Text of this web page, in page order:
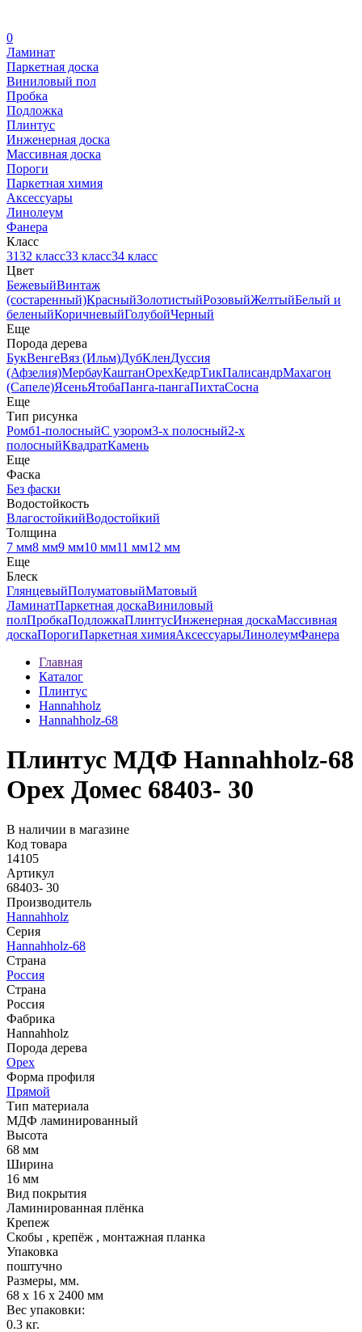
0
Ламинат
Паркетная доска
Виниловый пол
Пробка
Подложка
Плинтус
Инженерная доска
Массивная доска
Пороги
Паркетная химия
Аксессуары
Линолеум
Фанера
Класс
3132 класс33 класс34 класс
Цвет
БежевыйВинтаж
(состаренный)КрасныйЗолотистыйРозовыйЖелтыйБелый и
беленыйКоричневыйГолубойЧерный
Еще
Порода дерева
БукВенгеВяз (Ильм)ДубКленДуссия
(Афзелия)МербауКаштанОрехКедрТикПалисандрМахагон
(Сапеле)ЯсеньЯтобаПанга-пангаПихтаСосна
Еще
Тип рисунка
Ромб1-полосныйС узором3-х полосный2-х
полосныйКвадратКамень
Еще
Фаска
Без фаски
Водостойкость
ВлагостойкийВодостойкий
Толщина
7 мм8 мм9 мм10 мм11 мм12 мм
Еще
Блеск
ГлянцевыйПолуматовыйМатовый
ЛаминатПаркетная доскаВиниловый
полПробкаПодложкаПлинтусИнженерная доскаМассивная
доскаПорогиПаркетная химияАксессуарыЛинолеумФанера
Главная
Каталог
Плинтус
Hannahholz
Hannahholz-68
Плинтус МДФ Hannahholz-68
Орех Домес 68403- 30
В наличии в магазине
Код товара
14105
Артикул
68403- 30
Производитель
Hannahholz
Серия
Hannahholz-68
Страна
Россия
Страна
Россия
Фабрика
Hannahholz
Порода дерева
Орех
Форма профиля
Прямой
Тип материала
МДФ ламинированный
Высота
68 мм
Ширина
16 мм
Вид покрытия
Ламинированная плёнка
Крепеж
Скобы , крепёж , монтажная планка
Упаковка
поштучно
Размеры, мм.
68 х 16 х 2400 мм
Вес упаковки:
0.3 кг.